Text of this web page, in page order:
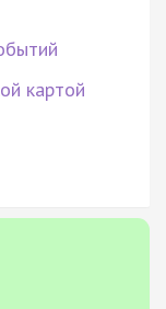
картой